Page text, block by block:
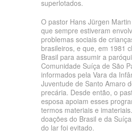
superlotados.
O pastor Hans Jürgen
que sempre estiveram
problemas sociais de
brasileiros, e que, em 1981
Brasil para assumir a
Comunidade Suíça de São
informados pela Vara da
Juventude de Santo Amaro
precária. Desde então, o
esposa apoiam esses
termos materiais e
doações do Brasil e da
do lar foi evitado.